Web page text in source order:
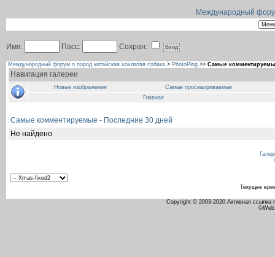
Международный
Имя: Пасс: Сохран:
Международный форум о пород китайская хохлатая собака > PhotoPlog >> Самые
Навигация галереи
Новые изображения
Самые просматриваемые
Главная
Самые комментируемые - Последние 30 дней
Не найдено
Текущее
Copyright © 2003-2020 Активная ссылка